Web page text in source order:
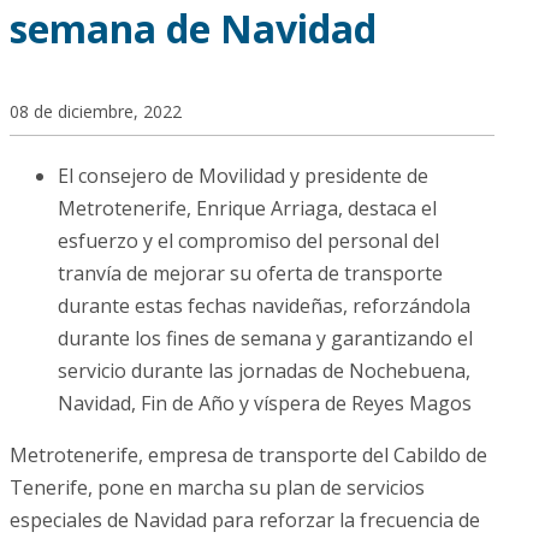
semana de Navidad
08 de diciembre, 2022
El consejero de Movilidad y presidente de
Metrotenerife, Enrique Arriaga, destaca el
esfuerzo y el compromiso del personal del
tranvía de mejorar su oferta de transporte
durante estas fechas navideñas, reforzándola
durante los fines de semana y garantizando el
servicio durante las jornadas de Nochebuena,
Navidad, Fin de Año y víspera de Reyes Magos
Metrotenerife, empresa de transporte del Cabildo de
Tenerife, pone en marcha su plan de servicios
especiales de Navidad para reforzar la frecuencia de